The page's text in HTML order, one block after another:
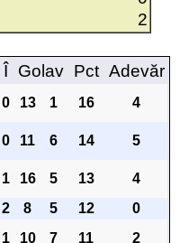
2
Î Golav Pct Adevăr
0 13 1 16 4
0 11 6 14 5
1 16 5 13
4
2 8 5 12
0
1 10 7 11 2